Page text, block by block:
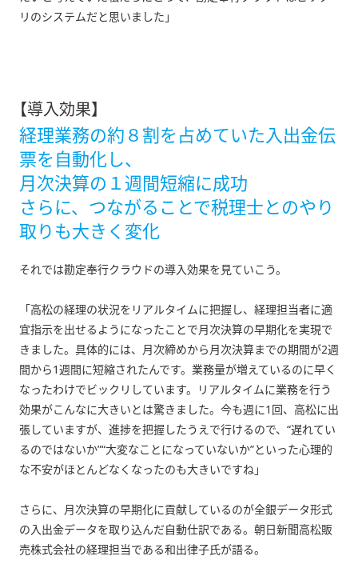
リのシステムだと思いました」
【導入効果】
経理業務の約８割を占めていた入出金伝
票を自動化し、
月次決算の１週間短縮に成功
さらに、つながることで税理士とのやり
取りも大きく変化
それでは勘定奉行クラウドの導入効果を見ていこう。
「高松の経理の状況をリアルタイムに把握し、経理担当者に適
宜指示を出せるようになったことで月次決算の早期化を実現で
きました。具体的には、月次締めから月次決算までの期間が2週
間から1週間に短縮されたんです。業務量が増えているのに早く
なったわけでビックリしています。リアルタイムに業務を行う
効果がこんなに大きいとは驚きました。今も週に1回、高松に出
張していますが、進捗を把握したうえで行けるので、“遅れてい
るのではないか”“大変なことになっていないか”といった心理的
な不安がほとんどなくなったのも大きいですね」
さらに、月次決算の早期化に貢献しているのが全銀データ形式
の入出金データを取り込んだ自動仕訳である。朝日新聞高松販
売株式会社の経理担当である和出律子氏が語る。